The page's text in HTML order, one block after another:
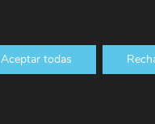
Aceptar todas